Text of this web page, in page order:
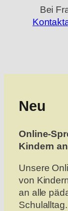
Bei
Neu
Online-
Kindern
Unsere
von
an alle